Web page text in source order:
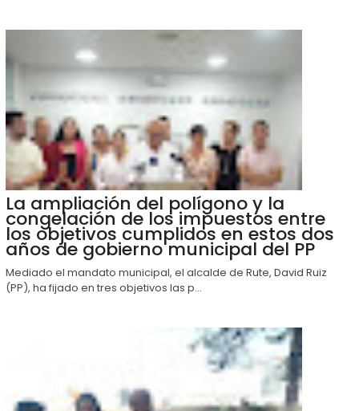
La ampliación del polígono y la
congelación de los impuestos entre
los objetivos cumplidos en estos dos
años de gobierno municipal del PP
Mediado el mandato municipal, el alcalde de Rute, David Ruiz
(PP), ha fijado en tres objetivos las p...